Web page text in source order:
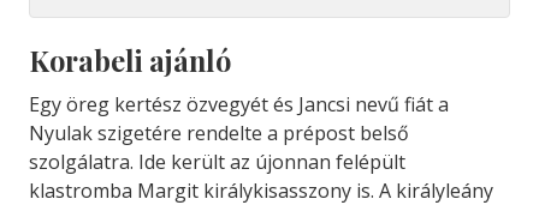
Korabeli ajánló
Egy öreg kertész özvegyét és Jancsi nevű fiát a
Nyulak szigetére rendelte a prépost belső
szolgálatra. Ide került az újonnan felépült
klastromba Margit királykisasszony is. A királyleány